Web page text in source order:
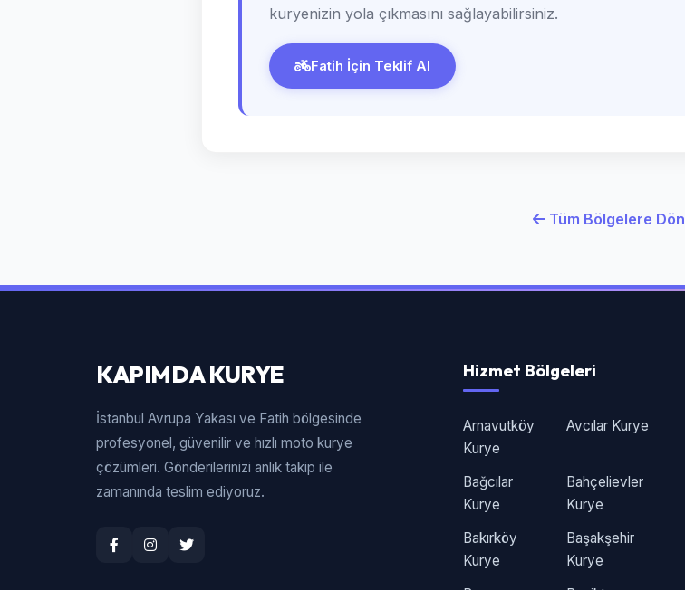
kuryenizin yola çıkmasını sağlayabilirsiniz.
Fatih İçin Teklif Al
Tüm Bölgelere Dön
KAPIMDA KURYE
İstanbul Avrupa Yakası ve Fatih bölgesinde
profesyonel, güvenilir ve hızlı moto kurye
çözümleri. Gönderilerinizi anlık takip ile
zamanında teslim ediyoruz.
Hizmet Bölgeleri
Arnavutköy
Kurye
Avcılar Kurye
Bağcılar
Kurye
Bahçelievler
Kurye
Bakırköy
Kurye
Başakşehir
Kurye